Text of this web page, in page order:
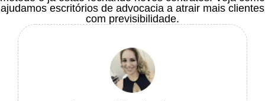
ajudamos escritórios de advocacia a atrair mais clientes
com previsibilidade.